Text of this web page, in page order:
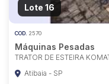
Lote 16
COD. 2570
Máquinas Pesadas
TRATOR DE ESTEIRA
Atibaia - SP